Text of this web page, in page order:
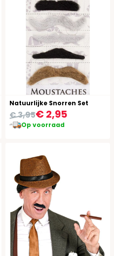
Natuurlijke Snorren Set
€ 2,95
€ 3,95
Op voorraad